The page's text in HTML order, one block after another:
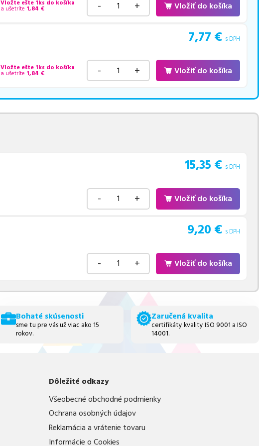
Vložte ešte 1ks do košíka
a ušetríte 1,84 € - + Vložiť do košíka
7,77 € s DPH
Vložte ešte 1ks do košíka
a ušetríte 1,84 € - + Vložiť do košíka
15,35 € s DPH
- + Vložiť do košíka
9,20 € s DPH
- + Vložiť do košíka
Bohaté skúsenosti
sme tu pre vás už viac ako 15
rokov.
Zaručená kvalita
certifikáty kvality ISO 9001 a ISO
14001.
Dôležité odkazy
Všeobecné obchodné podmienky
Ochrana osobných údajov
Reklamácia a vrátenie tovaru
Informácie o Cookies